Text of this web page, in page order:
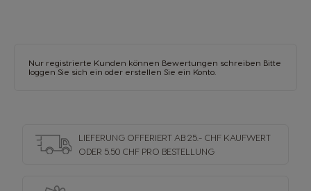
Nur registrierte Kunden können Bewertungen schreiben Bitte
loggen Sie sich ein oder erstellen Sie ein Konto
LIEFERUNG OFFERIERT AB 25.- CHF KAUFWERT
ODER 5.50 CHF PRO BESTELLUNG